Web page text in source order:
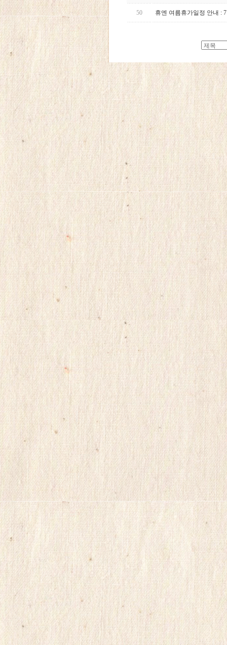
50 휴엔 여름휴가일정 안내 :